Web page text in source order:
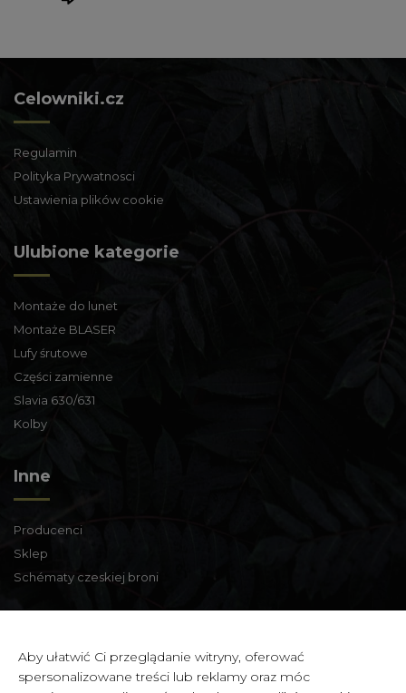
Celowniki.cz
Regulamin
Polityka Prywatnosci
Ustawienia plików cookie
Ulubione kategorie
Montaże do lunet
Montaże BLASER
Lufy śrutowe
Części zamienne
Slavia 630/631
Kolby
Inne
Producenci
Sklep
Schématy czeskiej broni
Aby ułatwić Ci przeglądanie witryny, oferować
spersonalizowane treści lub reklamy oraz móc